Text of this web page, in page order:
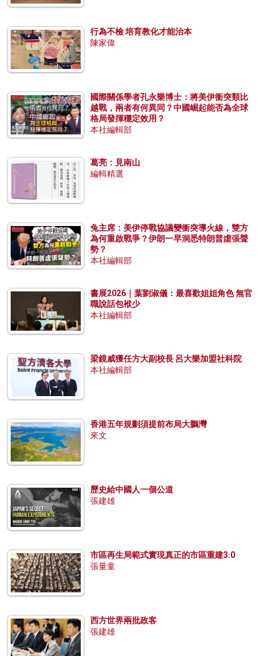
行為不檢 培育教化才能治本
陳家偉
國際關係學者孔永樂博士：將美伊衝突類比
越戰，兩者有何異同？中國崛起能否為全球
格局發揮穩定效用？
本社編輯部
葛亮：見南山
編輯精選
兔主席：美伊停戰協議變衝突導火線，雙方
為何重啟戰爭？伊朗一早洞悉特朗普虛張聲
勢？
本社編輯部
書展2026｜葉劉淑儀：最喜歡姐姐角色 無官
職說話包袱少
本社編輯部
梁鏡威獲任方大副校長 呂大樂加盟社科院
本社編輯部
香港五年規劃須提前布局大鵬灣
來文
歷史給中國人一個公道
張建雄
市區再生局範式實現真正的市區重建3.0
張量童
西方世界兩批政客
張建雄